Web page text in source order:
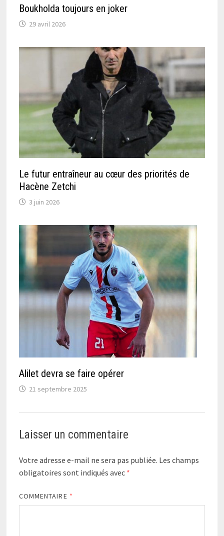
Boukholda toujours en joker
29 avril 2026
Le futur entraîneur au cœur des priorités de
Hacène Zetchi
3 juin 2026
Alilet devra se faire opérer
21 septembre 2025
Laisser un commentaire
Votre adresse e-mail ne sera pas publiée. Les champs
obligatoires sont indiqués avec *
COMMENTAIRE *